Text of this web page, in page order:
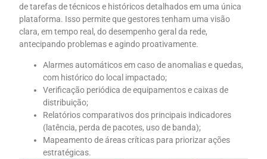
de tarefas de técnicos e históricos detalhados em uma única
plataforma. Isso permite que gestores tenham uma visão
clara, em tempo real, do desempenho geral da rede,
antecipando problemas e agindo proativamente.
Alarmes automáticos em caso de anomalias e quedas,
com histórico do local impactado;
Verificação periódica de equipamentos e caixas de
distribuição;
Relatórios comparativos dos principais indicadores
(latência, perda de pacotes, uso de banda);
Mapeamento de áreas críticas para priorizar ações
estratégicas.